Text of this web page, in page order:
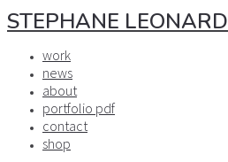
STEPHANE LEONARD
work
news
about
portfolio pdf
contact
shop